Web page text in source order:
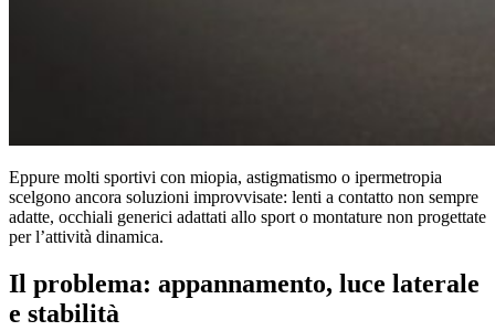
Eppure molti sportivi con miopia, astigmatismo o ipermetropia
scelgono ancora soluzioni improvvisate: lenti a contatto non sempre
adatte, occhiali generici adattati allo sport o montature non progettate
per l’attività dinamica.
Il problema: appannamento, luce laterale
e stabilità